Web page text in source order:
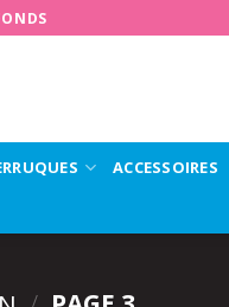
ACCESSOIRES